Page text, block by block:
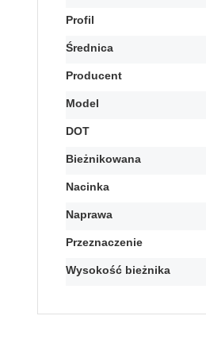
Profil
Średnica
Producent
Model
DOT
Bieżnikowana
Nacinka
Naprawa
Przeznaczenie
Wysokość bieżnika